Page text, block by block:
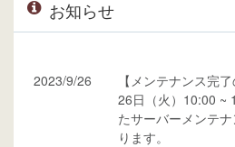
お知らせ
2023/9/26
【メンテナンス完
26日（火）10:00 ~
たサーバーメンテ
ります。